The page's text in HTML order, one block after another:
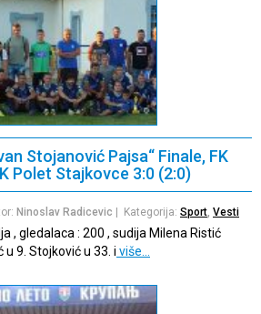
Stojanović Pajsa“ Finale, FK
Polet Stajkovce 3:0 (2:0)
Ninoslav Radicevic | Kategorija: Sport, Vesti
, gledalaca : 200 , sudija Milena Ristić
9. Stojković u 33. i više…